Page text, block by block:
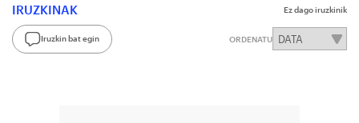
IRUZKINAK Ez dago iruzkinik
Iruzkin bat egin ORDENATU